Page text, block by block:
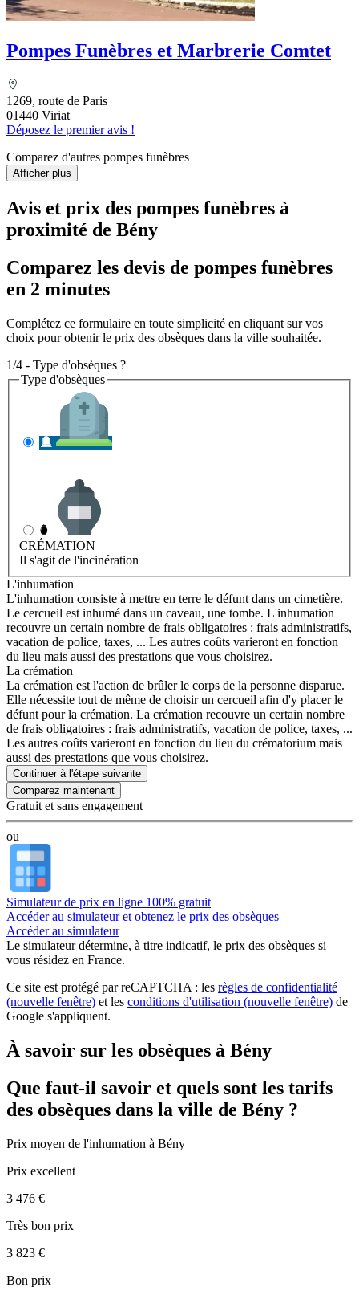
Pompes Funèbres et Marbrerie Comtet
1269, route de Paris
01440 Viriat
Déposez le premier avis !
Comparez d'autres pompes funèbres
Afficher plus
Avis et prix des pompes funèbres à
proximité de Bény
Comparez les devis de pompes funèbres
en 2 minutes
Complétez ce formulaire en toute simplicité en cliquant sur vos
choix pour obtenir le prix des obsèques dans la ville souhaitée.
1/4 - Type d'obsèques ?
Type d'obsèques
CRÉMATION
Il s'agit de l'incinération
L'inhumation
L'inhumation consiste à mettre en terre le défunt dans un cimetière.
Le cercueil est inhumé dans un caveau, une tombe. L'inhumation
recouvre un certain nombre de frais obligatoires : frais administratifs,
vacation de police, taxes, ... Les autres coûts varieront en fonction
du lieu mais aussi des prestations que vous choisirez.
La crémation
La crémation est l'action de brûler le corps de la personne disparue.
Elle nécessite tout de même de choisir un cercueil afin d'y placer le
défunt pour la crémation. La crémation recouvre un certain nombre
de frais obligatoires : frais administratifs, vacation de police, taxes, ...
Les autres coûts varieront en fonction du lieu du crématorium mais
aussi des prestations que vous choisirez.
Continuer à l'étape suivante
Gratuit et sans engagement
ou
Simulateur de prix en ligne 100% gratuit
Accéder au simulateur et obtenez le prix des obsèques
Accéder au simulateur
Le simulateurdétermine, à titre indicatif, le prix des obsèques si
vous résidez en France.
Ce site est protégé par reCAPTCHA : les règles de confidentialité
(nouvelle fenêtre) et les conditions d'utilisation (nouvelle fenêtre) de
Google s'appliquent.
À savoir sur les obsèques à Bény
Que faut-il savoir et quels sont les tarifs
des obsèques dans la ville de Bény ?
Prix moyen de l'inhumation à Bény
Prix excellent
3 476 €
Très bon prix
3 823 €
Bon prix